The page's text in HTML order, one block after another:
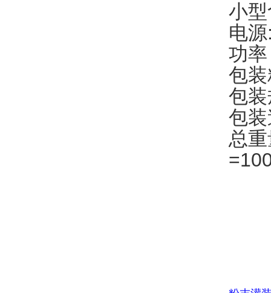
小
电
功
包
包
包
总